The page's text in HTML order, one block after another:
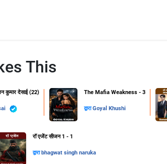
This
कुमार देसाई (22) The Mafia Weakness - 3
द्वाराGoyal Khushi
रॉ एजेंट सीजन 1 - 1
द्वारा bhagwat singh naruka